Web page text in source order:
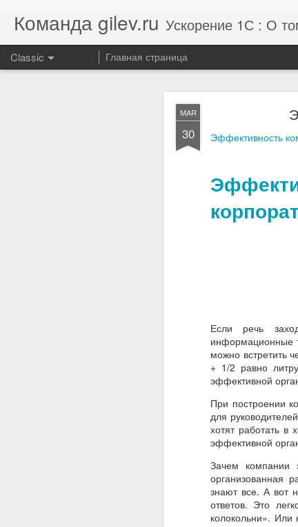
MAR
30 Эффективность
Если речь
информационные
можно встретить
+ 1/2 равно
эффективной
При построении
для
хотят работать
эффективной
Зачем компании
организованная
знают все. А вот
ответов. Это
колокольни».
Команда gilev.ru Ускорение 1С : О
Classic Главная страница
Отзыв от